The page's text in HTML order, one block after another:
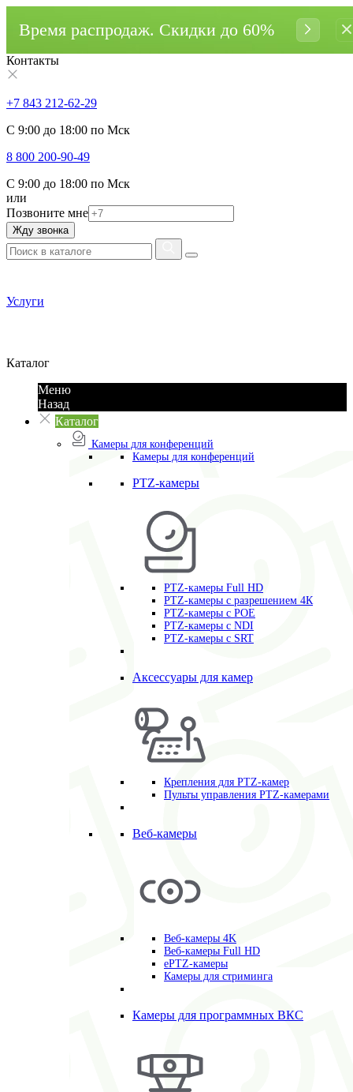
Время распродаж. Cкидки до 60%
Контакты
+7 843 212-62-29
С 9:00 до 18:00 по Мск
8 800 200-90-49
С 9:00 до 18:00 по Мск
или
Позвоните мне
Жду звонка
Услуги
Каталог
Меню
Назад
Каталог
Камеры для конференций
Камеры для конференций
PTZ-камеры
PTZ-камеры Full HD
PTZ-камеры с разрешением 4К
PTZ-камеры с POE
PTZ-камеры c NDI
PTZ-камеры с SRT
Аксессуары для камер
Крепления для PTZ-камер
Пульты управления PTZ-камерами
Веб-камеры
Веб-камеры 4K
Веб-камеры Full HD
ePTZ-камеры
Камеры для стриминга
Камеры для программных ВКС